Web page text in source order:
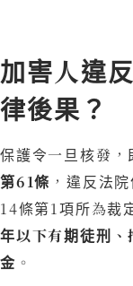
加害人違
律後果？
保護令一旦核發
第61條 ，違反法
14條第1項所為裁
年以下有期徒刑、
金 。